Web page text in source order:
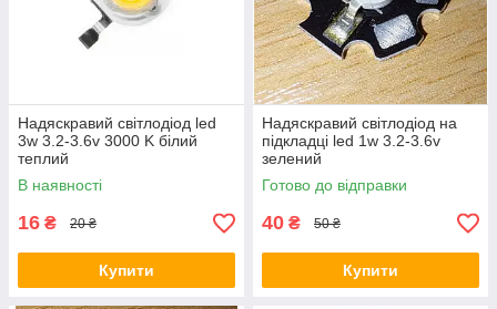
Надяскравий світлодіод led
3w 3.2-3.6v 3000 K білий
теплий
В наявності
16 ₴ 20 ₴
Купити
Надяскравий світлодіод на
підкладці led 1w 3.2-3.6v
зелений
Готово до відправки
40 ₴ 50 ₴
Купити